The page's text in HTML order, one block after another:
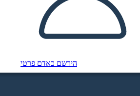
הירשם כאדם פרטי